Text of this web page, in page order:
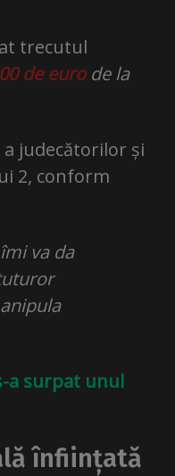
trecutul
de euro de la
judecătorilor și
2, conform
va da
a surpat unul
înființată